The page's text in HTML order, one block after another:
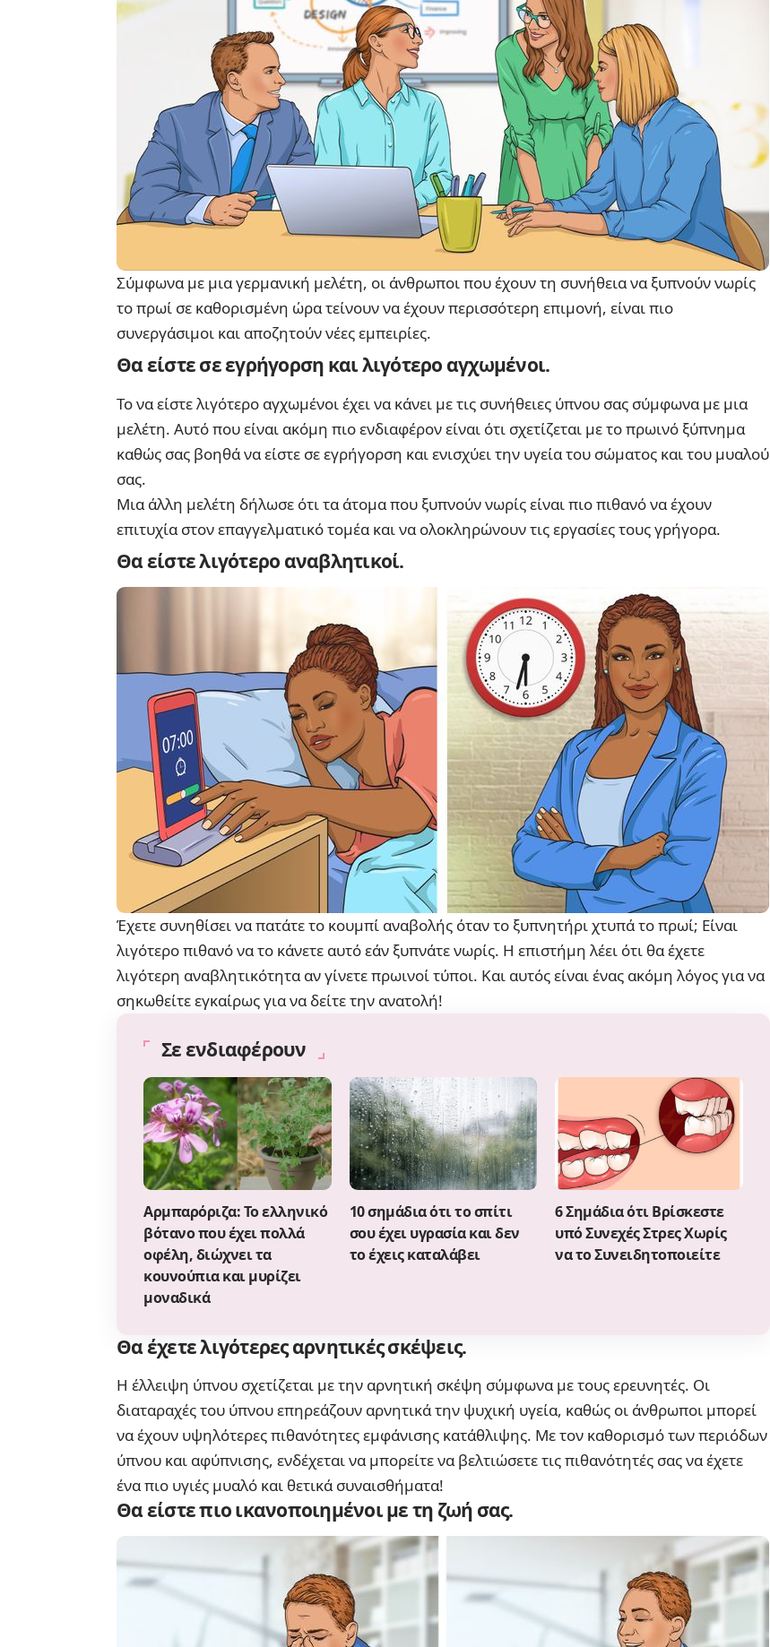
Σύμφωνα με μια γερμανική μελέτη, οι άνθρωποι που έχουν τη συνήθεια να ξυπνούν νωρίς
το πρωί σε καθορισμένη ώρα τείνουν να έχουν περισσότερη επιμονή, είναι πιο
συνεργάσιμοι και αποζητούν νέες εμπειρίες.
Θα είστε σε εγρήγορση και λιγότερο αγχωμένοι.
Το να είστε λιγότερο αγχωμένοι έχει να κάνει με τις συνήθειες ύπνου σας σύμφωνα με μια
μελέτη. Αυτό που είναι ακόμη πιο ενδιαφέρον είναι ότι σχετίζεται με το πρωινό ξύπνημα
καθώς σας βοηθά να είστε σε εγρήγορση και ενισχύει την υγεία του σώματος και του μυαλού
σας.
Μια άλλη μελέτη δήλωσε ότι τα άτομα που ξυπνούν νωρίς είναι πιο πιθανό να έχουν
επιτυχία στον επαγγελματικό τομέα και να ολοκληρώνουν τις εργασίες τους γρήγορα.
Θα είστε λιγότερο αναβλητικοί.
Έχετε συνηθίσει να πατάτε το κουμπί αναβολής όταν το ξυπνητήρι χτυπά το πρωί; Είναι
λιγότερο πιθανό να το κάνετε αυτό εάν ξυπνάτε νωρίς. Η επιστήμη λέει ότι θα έχετε
λιγότερη αναβλητικότητα αν γίνετε πρωινοί τύποι. Και αυτός είναι ένας ακόμη λόγος για να
σηκωθείτε εγκαίρως για να δείτε την ανατολή!
Σε ενδιαφέρουν
Αρμπαρόριζα: Το ελληνικό
βότανο που έχει πολλά
οφέλη, διώχνει τα
κουνούπια και μυρίζει
μοναδικά
10 σημάδια ότι το σπίτι
σου έχει υγρασία και δεν
το έχεις καταλάβει
6 Σημάδια ότι Βρίσκεστε
υπό Συνεχές Στρες Χωρίς
να το Συνειδητοποιείτε
Θα έχετε λιγότερες αρνητικές σκέψεις.
Η έλλειψη ύπνου σχετίζεται με την αρνητική σκέψη σύμφωνα με τους ερευνητές. Οι
διαταραχές του ύπνου επηρεάζουν αρνητικά την ψυχική υγεία, καθώς οι άνθρωποι μπορεί
να έχουν υψηλότερες πιθανότητες εμφάνισης κατάθλιψης. Με τον καθορισμό των περιόδων
ύπνου και αφύπνισης, ενδέχεται να μπορείτε να βελτιώσετε τις πιθανότητές σας να έχετε
ένα πιο υγιές μυαλό και θετικά συναισθήματα!
Θα είστε πιο ικανοποιημένοι με τη ζωή σας.